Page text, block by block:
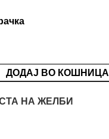
ДОДАЈ ВО КОШНИЦА
НА ЖЕЛБИ